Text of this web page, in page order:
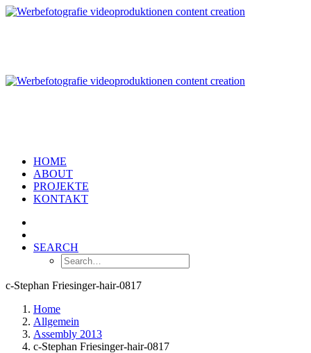
HOME
ABOUT
PROJEKTE
KONTAKT
SEARCH
c-Stephan Friesinger-hair-0817
Home
Allgemein
Assembly 2013
c-Stephan Friesinger-hair-0817